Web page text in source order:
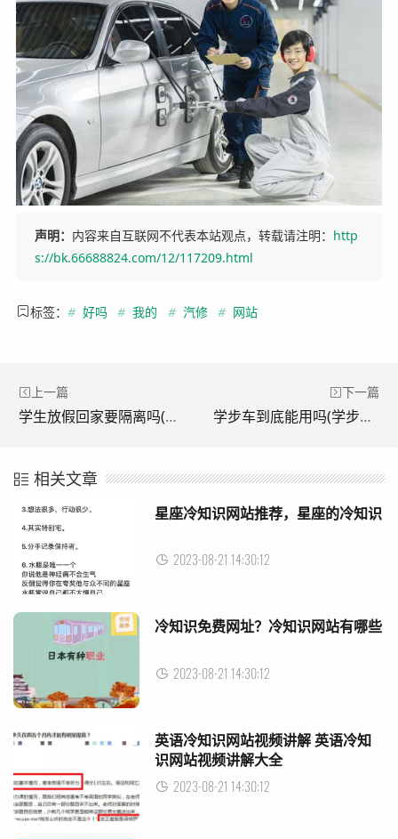
声明： 内容来自互联网不代表本站观点，转载请注明： http
s://bk.66688824.com/12/117209.html
标签： # 好吗 # 我的 # 汽修 # 网站
上一篇
学生放假回家要隔离吗(学生放假回家需要核酸检测吗)
下一篇
学步车到底能用吗(学步车不能用吗?为什么还在销售)
相关文章
星座冷知识网站推荐，星座的冷知识
2023-08-21 14:30:12
冷知识免费网址？冷知识网站有哪些
2023-08-21 14:30:12
英语冷知识网站视频讲解 英语冷知
识网站视频讲解大全
2023-08-21 14:30:12